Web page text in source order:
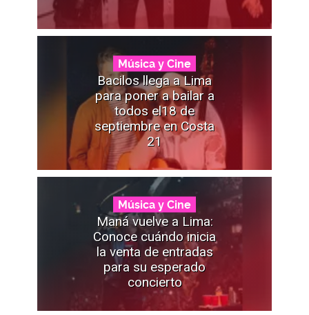
Música y Cine
Bacilos llega a Lima
para poner a bailar a
todos el18 de
septiembre en Costa
21
Música y Cine
Maná vuelve a Lima:
Conoce cuándo inicia
la venta de entradas
para su esperado
concierto